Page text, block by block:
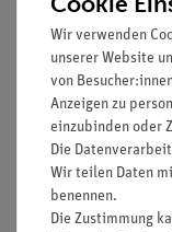
Prinzip
Zunächst sollen die
man mit einem
teilen kann
aufgrund des
Reihenschaltung
einen homogenen
= ... =ln /Rn. Dabei
Wir verwenden
unserer Website
von
Anzeigen zu
einzubinden oder
Die
Wir teilen Daten
benennen.
Die Zustimmung